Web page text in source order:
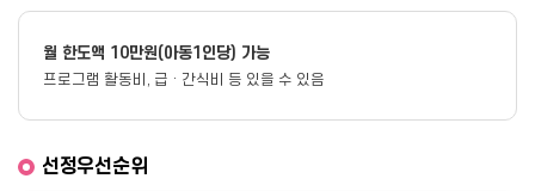
월 한도액 10만원(아동1인당) 가능
프로그램 활동비, 급 · 간식비 등 있을 수 있음
선정우선순위